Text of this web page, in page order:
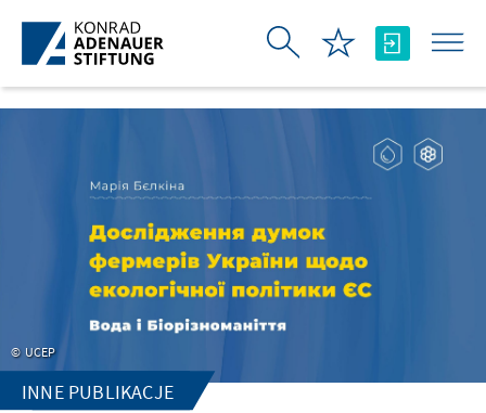
Skip to Main Content
UCEP
INNE PUBLIKACJE